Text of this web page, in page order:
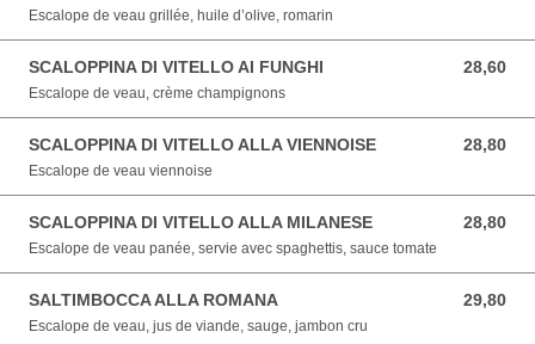
Escalope de veau grillée, huile d’olive, romarin
SCALOPPINA DI VITELLO AI FUNGHI 28,60
28,60 EUR
Escalope de veau, crème champignons
SCALOPPINA DI VITELLO ALLA VIENNOISE 28,80
28,80 EUR
Escalope de veau viennoise
SCALOPPINA DI VITELLO ALLA MILANESE 28,80
28,80 EUR
Escalope de veau panée, servie avec spaghettis, sauce tomate
SALTIMBOCCA ALLA ROMANA 29,80
29,80 EUR
Escalope de veau, jus de viande, sauge, jambon cru